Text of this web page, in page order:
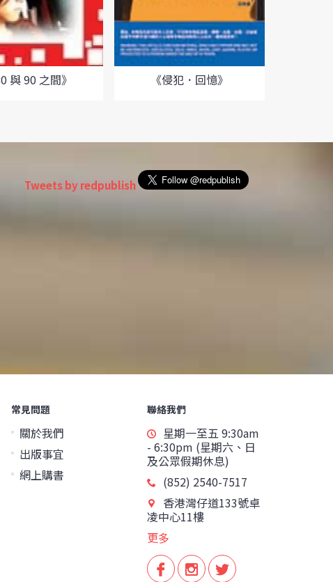
與 90 之間》 《侵犯．回憶》
Tweets by redpublish
常見問題
關於我們
出版事宜
網上購書
聯絡我們
星期一至五 9:30am
- 6:30pm (星期六、日
及公眾假期休息)
(852) 2540-7517
香港灣仔道133號卓
凌中心11樓
更多